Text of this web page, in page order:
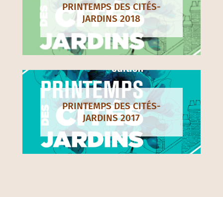
PRINTEMPS DES CITÉS-
JARDINS 2018
PRINTEMPS DES CITÉS-
JARDINS 2017